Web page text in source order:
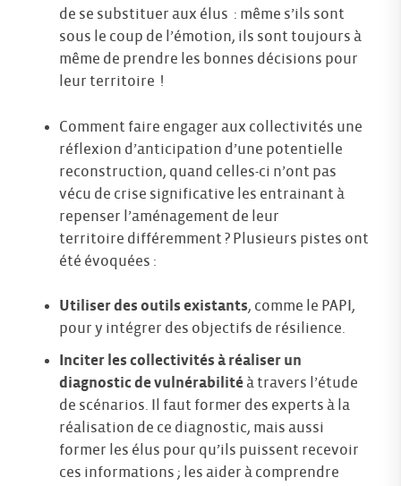
de se substituer aux élus : même s’ils sont
sous le coup de l’émotion, ils sont toujours à
même de prendre les bonnes décisions pour
leur territoire !
Comment faire engager aux collectivités une
réflexion d’anticipation d’une potentielle
reconstruction, quand celles-ci n’ont pas
vécu de crise significative les entrainant à
repenser l’aménagement de leur
territoire différemment ? Plusieurs pistes ont
été évoquées :
Utiliser des outils existants, comme le PAPI,
pour y intégrer des objectifs de résilience.
Inciter les collectivités à réaliser un
diagnostic de vulnérabilité à travers l’étude
de scénarios. Il faut former des experts à la
réalisation de ce diagnostic, mais aussi
former les élus pour qu’ils puissent recevoir
ces informations ; les aider à comprendre